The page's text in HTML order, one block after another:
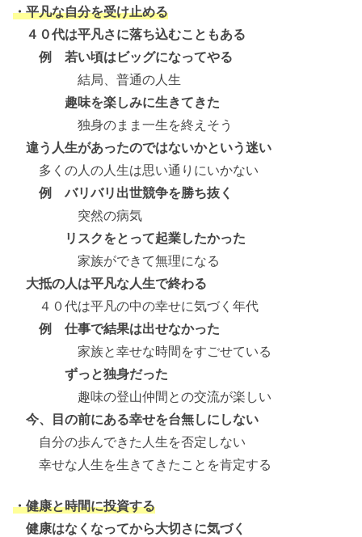
・平凡な自分を受け止める
４０代は平凡さに落ち込むこともある
例 若い頃はビッグになってやる
結局、普通の人生
趣味を楽しみに生きてきた
独身のまま一生を終えそう
違う人生があったのではないかという迷い
多くの人の人生は思い通りにいかない
例 バリバリ出世競争を勝ち抜く
突然の病気
リスクをとって起業したかった
家族ができて無理になる
大抵の人は平凡な人生で終わる
４０代は平凡の中の幸せに気づく年代
例 仕事で結果は出せなかった
家族と幸せな時間をすごせている
ずっと独身だった
趣味の登山仲間との交流が楽しい
今、目の前にある幸せを台無しにしない
自分の歩んできた人生を否定しない
幸せな人生を生きてきたことを肯定する
・健康と時間に投資する
健康はなくなってから大切さに気づく